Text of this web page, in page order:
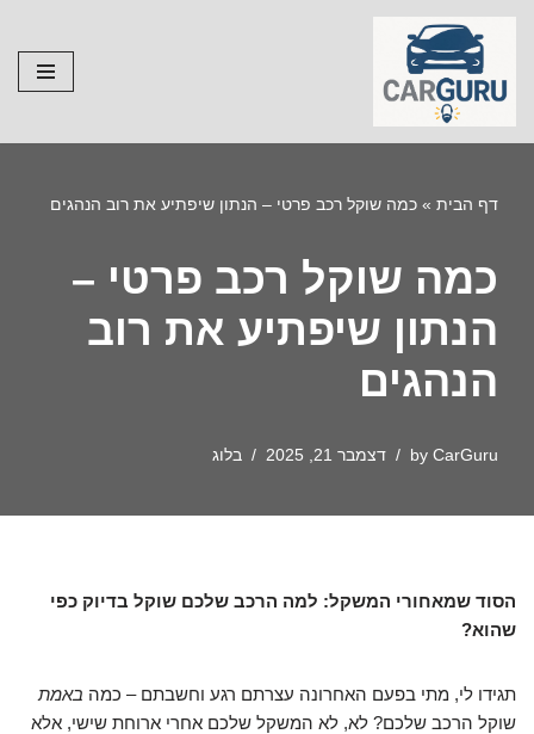
Skip
to
content
דף הבית » כמה שוקל רכב פרטי – הנתון שיפתיע את רוב הנהגים
כמה שוקל רכב פרטי –
הנתון שיפתיע את רוב
הנהגים
by CarGuru דצמבר 21, 2025 בלוג
הסוד שמאחורי המשקל: למה הרכב שלכם שוקל בדיוק כפי
שהוא?
תגידו לי, מתי בפעם האחרונה עצרתם רגע וחשבתם – כמה באמת
שוקל הרכב שלכם? לא, לא המשקל שלכם אחרי ארוחת שישי, אלא